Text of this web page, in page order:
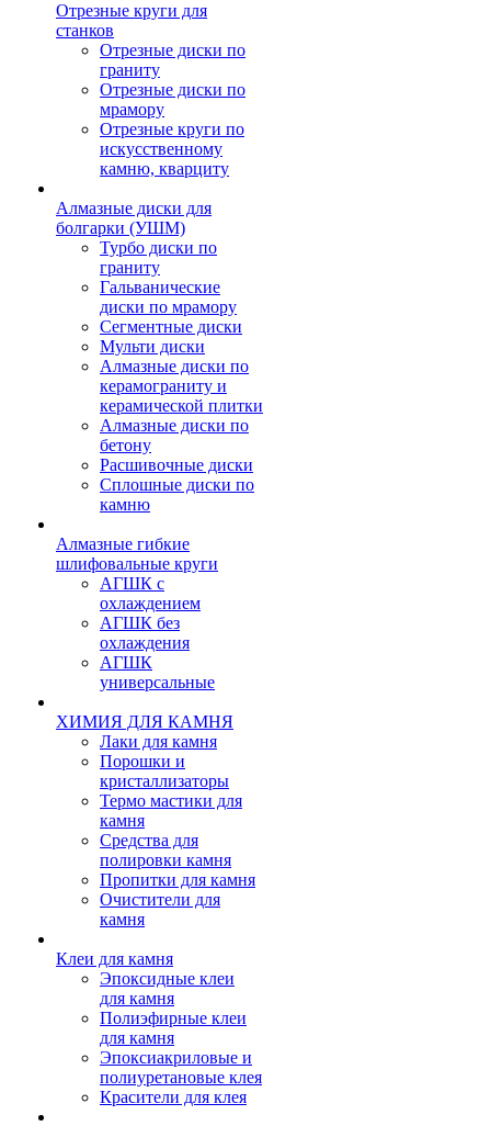
Отрезные круги для
станков
Отрезные диски по
граниту
Отрезные диски по
мрамору
Отрезные круги по
искусственному
камню, кварциту
Алмазные диски для
болгарки (УШМ)
Турбо диски по
граниту
Гальванические
диски по мрамору
Сегментные диски
Мульти диски
Алмазные диски по
керамограниту и
керамической плитки
Алмазные диски по
бетону
Расшивочные диски
Сплошные диски по
камню
Алмазные гибкие
шлифовальные круги
АГШК с
охлаждением
АГШК без
охлаждения
АГШК
универсальные
ХИМИЯ ДЛЯ КАМНЯ
Лаки для камня
Порошки и
кристаллизаторы
Термо мастики для
камня
Средства для
полировки камня
Пропитки для камня
Очистители для
камня
Клеи для камня
Эпоксидные клеи
для камня
Полиэфирные клеи
для камня
Эпоксиакриловые и
полиуретановые клея
Красители для клея